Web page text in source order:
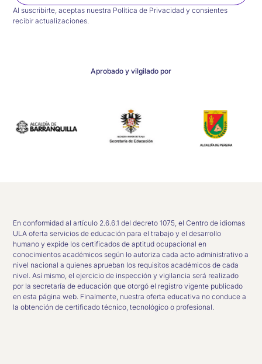
Al suscribirte, aceptas nuestra Política de Privacidad y consientes
recibir actualizaciones.
Aprobado y vilgilado por
En conformidad al artículo 2.6.6.1 del decreto 1075, el Centro de idiomas
ULA oferta servicios de educación para el trabajo y el desarrollo
humano y expide los certificados de aptitud ocupacional en
conocimientos académicos según lo autoriza cada acto administrativo a
nivel nacional a quienes aprueban los requisitos académicos de cada
nivel. Así mismo, el ejercicio de inspección y vigilancia será realizado
por la secretaría de educación que otorgó el registro vigente publicado
en esta página web. Finalmente, nuestra oferta educativa no conduce a
la obtención de certificado técnico, tecnológico o profesional.